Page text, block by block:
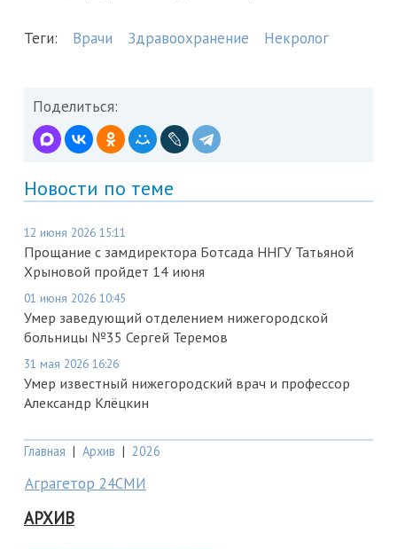
Теги: Врачи Здравоохранение Некролог
Поделиться:
Новости по теме
12 июня 2026 15:11
Прощание с замдиректора Ботсада ННГУ Татьяной
Хрыновой пройдет 14 июня
01 июня 2026 10:45
Умер заведующий отделением нижегородской
больницы №35 Сергей Теремов
31 мая 2026 16:26
Умер известный нижегородский врач и профессор
Александр Клёцкин
Главная | Архив | 2026
Аграгетор 24СМИ
АРХИВ